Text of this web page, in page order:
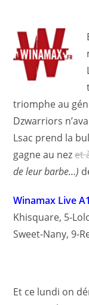
triomphe au
Dzwarriors
Lsac prend la
gagne au nezet
de leur barbe…)
Winamax Live
Khisquare, 5-
Sweet-Nany, 9-
Et ce lundi on